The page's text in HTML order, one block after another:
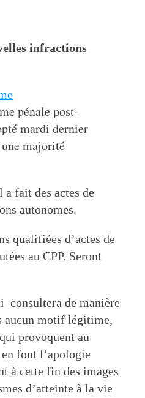
infractions
pénale post-
mardi dernier
une majorité
a fait des actes de
autonomes.
qualifiées d’actes de
au CPP. Seront
consultera de manière
aucun motif légitime,
provoquent au
font l’apologie
à cette fin des images
d’atteinte à la vie